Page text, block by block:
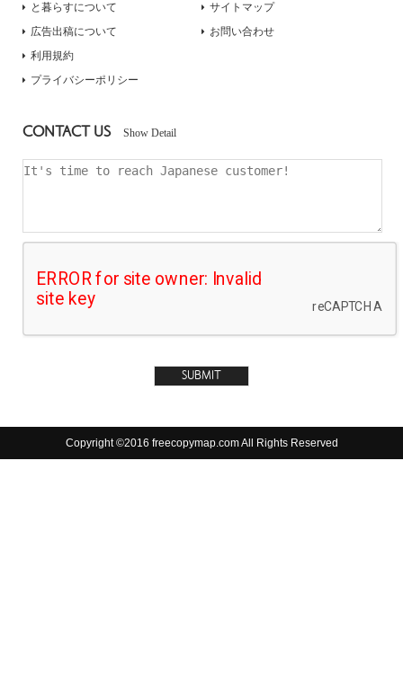
と暮らすについて
広告出稿について
サイトマップ
お問い合わせ
利用規約
プライバシーポリシー
CONTACT US Show Detail
Copyright ©2016 freecopymap.com All Rights Reserved